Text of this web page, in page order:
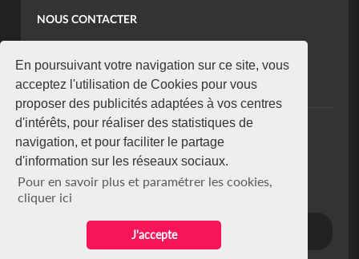
En poursuivant votre navigation sur ce site, vous
acceptez l'utilisation de Cookies pour vous
proposer des publicités adaptées à vos centres
d'intérêts, pour réaliser des statistiques de
navigation, et pour faciliter le partage
d'information sur les réseaux sociaux.
Pour en savoir plus et paramétrer les cookies,
cliquer ici
J'accepte
NOUS CONTACTER
koaci@yahoo.fr
+225 07 08 85 52 93
NEWSLETTER
Restez connecté via notre newsletter
S'abonner
Se désabonner